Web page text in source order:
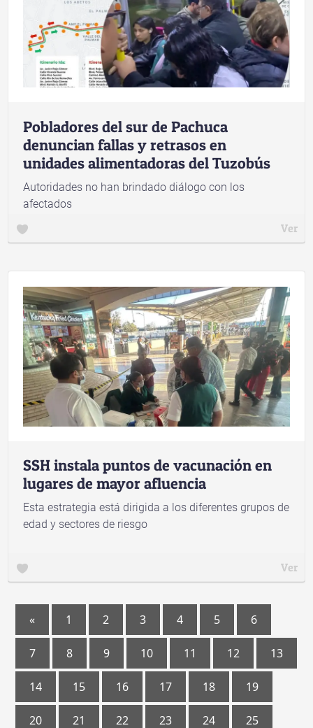
Pobladores del sur de Pachuca
denuncian fallas y retrasos en
unidades alimentadoras del Tuzobús
Autoridades no han brindado diálogo con los
afectados
Ver
SSH instala puntos de vacunación en
lugares de mayor afluencia
Esta estrategia está dirigida a los diferentes grupos de
edad y sectores de riesgo
Ver
« 1 2 3 4 5 6
7 8 9 10 11 12 13
14 15 16 17 18 19
20 21 22 23 24 25